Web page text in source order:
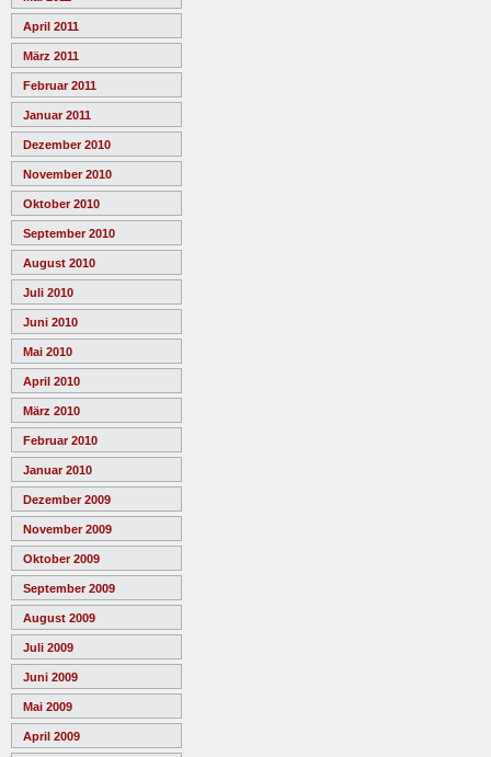
April 2011
März 2011
Februar 2011
Januar 2011
Dezember 2010
November 2010
Oktober 2010
September 2010
August 2010
Juli 2010
Juni 2010
Mai 2010
April 2010
März 2010
Februar 2010
Januar 2010
Dezember 2009
November 2009
Oktober 2009
September 2009
August 2009
Juli 2009
Juni 2009
Mai 2009
April 2009